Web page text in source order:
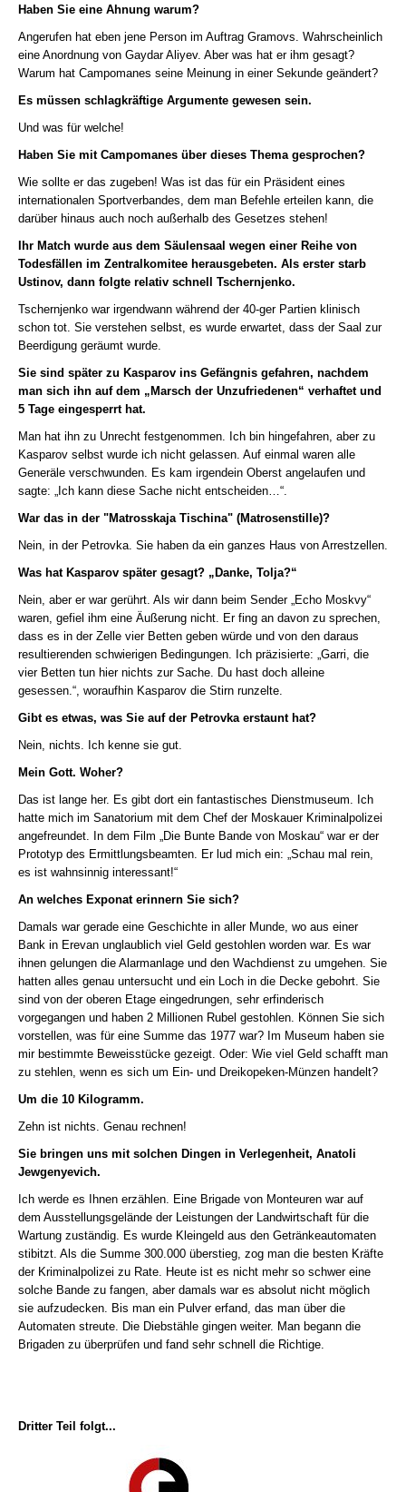
Haben Sie eine Ahnung warum?
Angerufen hat eben jene Person im Auftrag Gramovs. Wahrscheinlich
eine Anordnung von Gaydar Aliyev. Aber was hat er ihm gesagt?
Warum hat Campomanes seine Meinung in einer Sekunde geändert?
Es müssen schlagkräftige Argumente gewesen sein.
Und was für welche!
Haben Sie mit Campomanes über dieses Thema gesprochen?
Wie sollte er das zugeben! Was ist das für ein Präsident eines
internationalen Sportverbandes, dem man Befehle erteilen kann, die
darüber hinaus auch noch außerhalb des Gesetzes stehen!
Ihr Match wurde aus dem Säulensaal wegen einer Reihe von
Todesfällen im Zentralkomitee herausgebeten. Als erster starb
Ustinov, dann folgte relativ schnell Tschernjenko.
Tschernjenko war irgendwann während der 40-ger Partien klinisch
schon tot. Sie verstehen selbst, es wurde erwartet, dass der Saal zur
Beerdigung geräumt wurde.
Sie sind später zu Kasparov ins Gefängnis gefahren, nachdem
man sich ihn auf dem „Marsch der Unzufriedenen“ verhaftet und
5 Tage eingesperrt hat.
Man hat ihn zu Unrecht festgenommen. Ich bin hingefahren, aber zu
Kasparov selbst wurde ich nicht gelassen. Auf einmal waren alle
Generäle verschwunden. Es kam irgendein Oberst angelaufen und
sagte: „Ich kann diese Sache nicht entscheiden…“.
War das in der "Matrosskaja Tischina" (Matrosenstille)?
Nein, in der Petrovka. Sie haben da ein ganzes Haus von Arrestzellen.
Was hat Kasparov später gesagt? „Danke, Tolja?“
Nein, aber er war gerührt. Als wir dann beim Sender „Echo Moskvy“
waren, gefiel ihm eine Äußerung nicht. Er fing an davon zu sprechen,
dass es in der Zelle vier Betten geben würde und von den daraus
resultierenden schwierigen Bedingungen. Ich präzisierte: „Garri, die
vier Betten tun hier nichts zur Sache. Du hast doch alleine
gesessen.“, woraufhin Kasparov die Stirn runzelte.
Gibt es etwas, was Sie auf der Petrovka erstaunt hat?
Nein, nichts. Ich kenne sie gut.
Mein Gott. Woher?
Das ist lange her. Es gibt dort ein fantastisches Dienstmuseum. Ich
hatte mich im Sanatorium mit dem Chef der Moskauer Kriminalpolizei
angefreundet. In dem Film „Die Bunte Bande von Moskau“ war er der
Prototyp des Ermittlungsbeamten. Er lud mich ein: „Schau mal rein,
es ist wahnsinnig interessant!“
An welches Exponat erinnern Sie sich?
Damals war gerade eine Geschichte in aller Munde, wo aus einer
Bank in Erevan unglaublich viel Geld gestohlen worden war. Es war
ihnen gelungen die Alarmanlage und den Wachdienst zu umgehen. Sie
hatten alles genau untersucht und ein Loch in die Decke gebohrt. Sie
sind von der oberen Etage eingedrungen, sehr erfinderisch
vorgegangen und haben 2 Millionen Rubel gestohlen. Können Sie sich
vorstellen, was für eine Summe das 1977 war? Im Museum haben sie
mir bestimmte Beweisstücke gezeigt. Oder: Wie viel Geld schafft man
zu stehlen, wenn es sich um Ein- und Dreikopeken-Münzen handelt?
Um die 10 Kilogramm.
Zehn ist nichts. Genau rechnen!
Sie bringen uns mit solchen Dingen in Verlegenheit, Anatoli
Jewgenyevich.
Ich werde es Ihnen erzählen. Eine Brigade von Monteuren war auf
dem Ausstellungsgelände der Leistungen der Landwirtschaft für die
Wartung zuständig. Es wurde Kleingeld aus den Getränkeautomaten
stibitzt. Als die Summe 300.000 überstieg, zog man die besten Kräfte
der Kriminalpolizei zu Rate. Heute ist es nicht mehr so schwer eine
solche Bande zu fangen, aber damals war es absolut nicht möglich
sie aufzudecken. Bis man ein Pulver erfand, das man über die
Automaten streute. Die Diebstähle gingen weiter. Man begann die
Brigaden zu überprüfen und fand sehr schnell die Richtige.
Dritter Teil folgt...